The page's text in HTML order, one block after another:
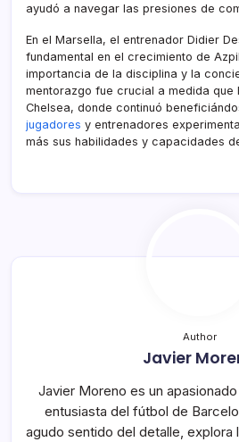
ayudó a navegar las presiones de
En el Marsella, el entrenador Didier
fundamental en el crecimiento de
importancia de la disciplina y la
mentorazgo fue crucial a medida que
Chelsea, donde continuó
jugadores y entrenadores
más sus habilidades y capacidades
Author
Javier
Javier Moreno es un
entusiasta del fútbol de
agudo sentido del detalle, explora